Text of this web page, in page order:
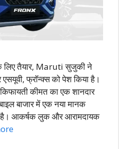
लिए तैयार, Maruti सुजुकी ने
फ्रॉन्क्स को पेश किया है।
कीमत का एक शानदार
बाजार में एक नया मानक
है। आकर्षक लुक और आरामदायक